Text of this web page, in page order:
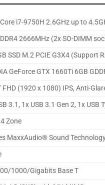
i7-9750H 2.6GHz up to
2666MHz (2x SO-DIMM
SSD M.2 PCIE G3X4 (Support
GeForce GTX 1660Ti 6GB
FHD (1920 x 1080) IPS, Anti-
3.1, 1x USB 3.1 Gen 2, 1x
Zone
MaxxAudio® Sound
1000/Gigabits Base T